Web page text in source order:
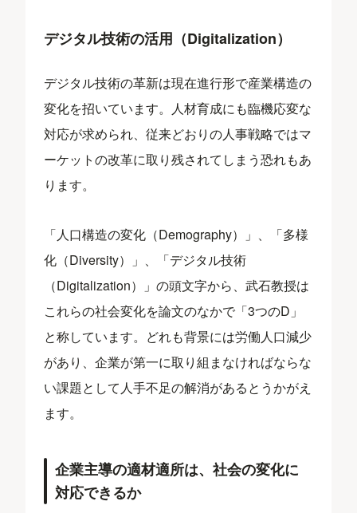
デジタル技術の活用（Digitalization）
デジタル技術の革新は現在進行形で産業構造の
変化を招いています。人材育成にも臨機応変な
対応が求められ、従来どおりの人事戦略ではマ
ーケットの改革に取り残されてしまう恐れもあ
ります。
「人口構造の変化（Demography）」、「多様
化（Diversity）」、「デジタル技術
（Digitalization）」の頭文字から、武石教授は
これらの社会変化を論文のなかで「3つのD」
と称しています。どれも背景には労働人口減少
があり、企業が第一に取り組まなければならな
い課題として人手不足の解消があるとうかがえ
ます。
企業主導の適材適所は、社会の変化に
対応できるか